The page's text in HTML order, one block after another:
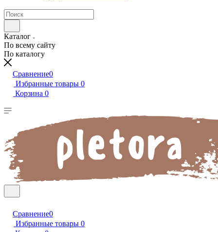
Каталог
По всему сайту
По каталогу
Сравнение0
Избранные товары 0
Корзина 0
Сравнение0
Избранные товары 0